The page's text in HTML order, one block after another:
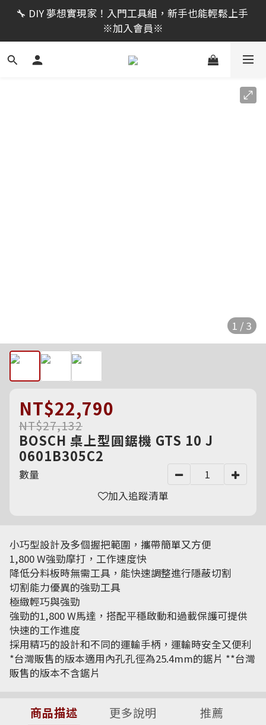
限時活動｜全館消費滿 NT$599 即享免運費，工具補貨
趁現在！立即逛活動商品
🔧 DIY 夢想實現家！入門工具組，新手也能輕鬆上手
※加入會員※
🔨 電動工具熱銷中！馬力強勁，助您輕鬆完成任務 ※
加入會員※
限時活動｜全館消費滿 NT$599 即享免運費，工具補貨
1 / 3
NT$22,790
NT$27,132
BOSCH 桌上型圓鋸機 GTS 10 J
0601B305C2
數量
加入追蹤清單
小巧型設計及多個握把範圍，攜帶簡單又方便
1,800 W強勁摩打，工作速度快
降低分料板時無需工具，能快速調整進行隱蔽切割
切割能力優異的強勁工具
極緻輕巧與強勁
強勁的1,800 W馬達，搭配平穩啟動和過載保護可提供
快速的工作進度
採用精巧的設計和不同的運輸手柄，運輸時安全又便利
*台灣販售的版本適用內孔孔徑為25.4mm的鋸片 **台灣
販售的版本不含鋸片
商品描述 更多說明 推薦